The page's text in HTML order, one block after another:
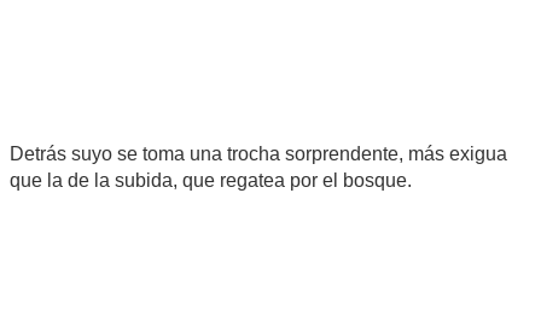
Detrás suyo se toma una trocha sorprendente, más exigua
que la de la subida, que regatea por el bosque.